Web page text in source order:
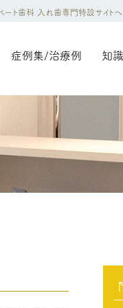
ト歯科 入れ歯専門特設サイトへ
症例集/治療例 知